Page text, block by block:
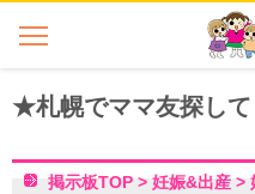
★札幌でママ友探し
掲示板TOP > 妊娠&出産 >